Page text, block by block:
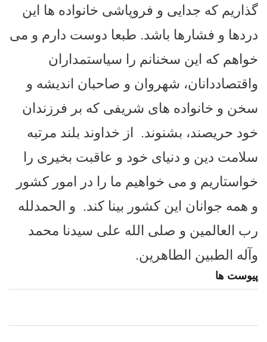
گذاریم که جدایی و فروپاشی خانواده ها این
دردها و فشارها باشد. طبعا دوست دارم و می
خواهم که این سخنانم را سیاستمداران
واقتصاددانان، شهروان و صاحبان اندیشه و
سخن و خانواده های شریفی که بر فرزندان
خود حریصند، بشنوند.
از خداوند بلند مرتبه
سلامت دین و دنیای خود و عاقبت بخیری را
خواستاریم و می خواهیم ما را در امور کشور
و همه جوانان این کشور بینا کند. و الحمدلله
رب العالمین و صلی الله علی سیدنا محمد
وآله الطبین الطاهرین.
پیوست ها